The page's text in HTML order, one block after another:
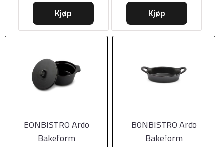
Kjøp
Kjøp
BONBISTRO Ardo
Bakeform
BONBISTRO Ardo
Bakeform